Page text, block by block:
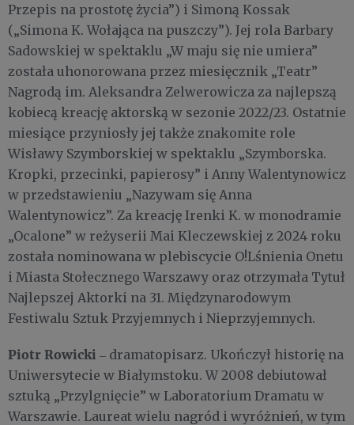
Przepis na prostotę życia”) i Simoną Kossak
(„Simona K. Wołająca na puszczy”). Jej rola Barbary
Sadowskiej w spektaklu „W maju się nie umiera”
została uhonorowana przez miesięcznik „Teatr”
Nagrodą im. Aleksandra Zelwerowicza za najlepszą
kobiecą kreację aktorską w sezonie 2022/23. Ostatnie
miesiące przyniosły jej także znakomite role
Wisławy Szymborskiej w spektaklu „Szymborska.
Kropki, przecinki, papierosy” i Anny Walentynowicz
w przedstawieniu „Nazywam się Anna
Walentynowicz”. Za kreację Irenki K. w monodramie
„Ocalone” w reżyserii Mai Kleczewskiej z 2024 roku
została nominowana w plebiscycie O!Lśnienia Onetu
i Miasta Stołecznego Warszawy oraz otrzymała Tytuł
Najlepszej Aktorki na 31. Międzynarodowym
Festiwalu Sztuk Przyjemnych i Nieprzyjemnych.
Piotr Rowicki ‒ dramatopisarz. Ukończył historię na
Uniwersytecie w Białymstoku. W 2008 debiutował
sztuką „Przylgnięcie” w Laboratorium Dramatu w
Warszawie. Laureat wielu nagród i wyróżnień, w tym